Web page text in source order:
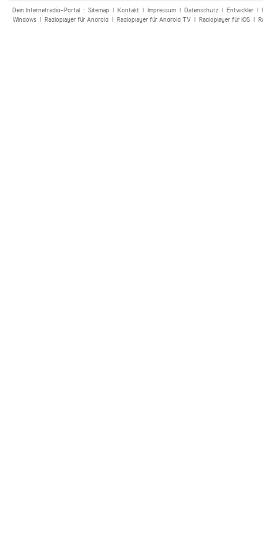
Dein Internetradio-Portal : Sitemap| Kontakt| Impressum| Datenschutz| Entwickler|
Windows| Radioplayer für Android| Radioplayer für Android TV| Radioplayer für iOS|